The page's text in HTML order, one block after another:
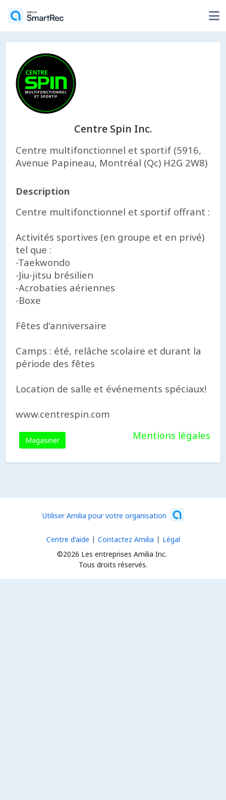
Centre Spin Inc.
Centre multifonctionnel et sportif (5916,
Avenue Papineau, Montréal (Qc) H2G 2W8)
Description
Centre multifonctionnel et sportif offrant :
Activités sportives (en groupe et en privé)
tel que :
-Taekwondo
-Jiu-jitsu brésilien
-Acrobaties aériennes
-Boxe
Fêtes d'anniversaire
Camps : été, relâche scolaire et durant la
période des fêtes
Location de salle et événements spéciaux!
www.centrespin.com
Magasiner Mentions légales
Utiliser Amilia pour votre organisation
©2026 Les entreprises Amilia Inc.
Tous droits réservés.
Centre d'aide Contactez Amilia Légal